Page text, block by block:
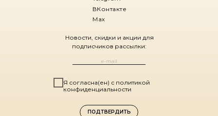
Я согласна(ен) с политикой
конфиденциальности
ПОДТВЕРДИТЬ
Новости, скидки и акции для
подписчиков рассылки:
ВКонтакте
Max